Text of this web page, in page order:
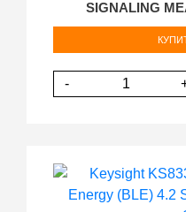
SIGNALING
-